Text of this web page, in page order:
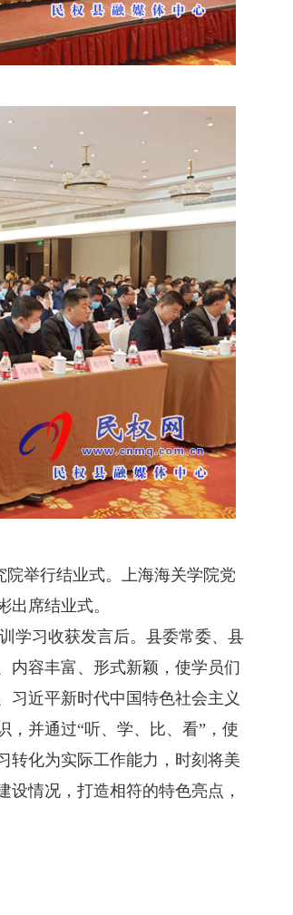
举行结业式。上海海关学院党
席结业式。
习收获发言后。县委常委、县
内容丰富、形式新颖，使学员们
习近平新时代中国特色社会主义
，并通过“听、学、比、看”，使
转化为实际工作能力，时刻将美
情况，打造相符的特色亮点，